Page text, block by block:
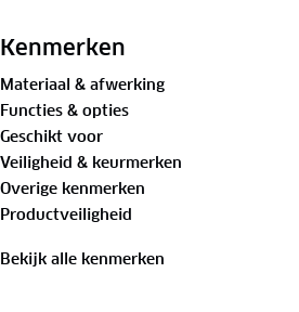
omstandigheden terecht komt.
sneeuw en ijs op het wegdek
16662-1) voor sneeuwkettingen
als echte sneeuwkettingen
sneeuwsok is geschikt voor alle
sneeuwsokken zijn kortom
het wiel beschikbaar is, omdat
Voordelen van deze
Kenmerken
Materiaal & afwerking
Functies & opties
Geschikt voor
Veiligheid & keurmerken
Overige kenmerken
Productveiligheid
Bekijk alle kenmerken